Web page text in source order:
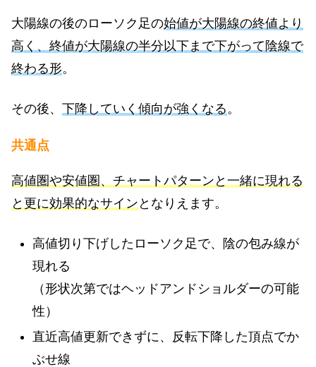
大陽線の後のローソク足の始値が大陽線の終値より
高く、終値が大陽線の半分以下まで下がって陰線で
終わる形。
その後、 下降していく傾向が強くなる。
共通点
高値圏や安値圏、チャートパターンと一緒に現れる
と更に効果的なサイン となりえます。
高値切り下げしたローソク足で、陰の包み線が
現れる
（形状次第ではヘッドアンドショルダーの可能
性）
直近高値更新できずに、反転下降した頂点でか
ぶせ線